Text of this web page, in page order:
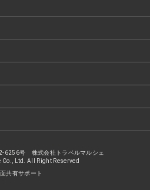
6256号 株式会社トラベルマルシェ
Co., Ltd. All Right Reserved
共有サポート